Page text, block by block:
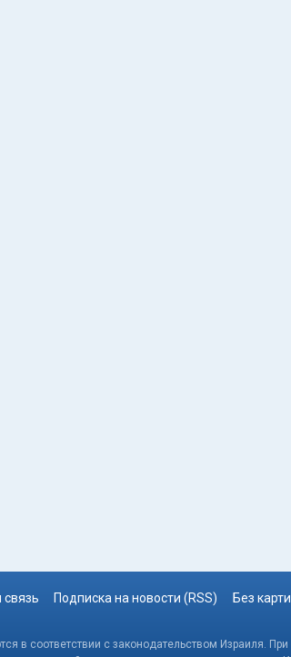
Подписка на новости (RSS) Без
в соответствии с законодательством Израиля.